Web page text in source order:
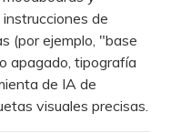
de
(por ejemplo, "base
apagado, tipografía
de IA de
visuales precisas.